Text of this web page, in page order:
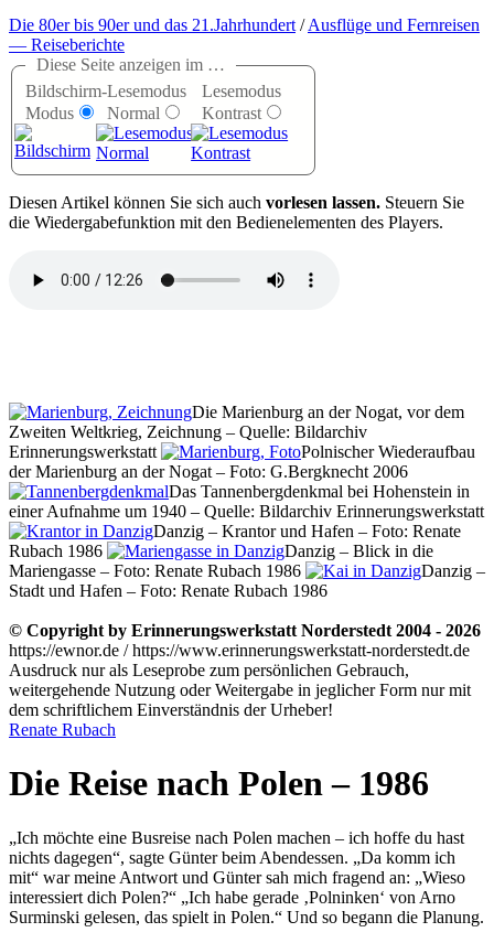
Die 80er bis 90er und das 21.Jahrhundert/Ausflüge und Fernreisen
— Reiseberichte
Diese Seite anzeigen im …
Bildschirm-
Modus
Lesemodus
Normal
Lesemodus
Kontrast
Diesen Artikel können Sie sich auch vorlesen lassen. Steuern Sie
die Wiedergabefunktion mit den Bedienelementen des Players.
Die Marienburg an der Nogat, vor dem
Zweiten Weltkrieg, Zeichnung – Quelle: Bildarchiv
Erinnerungswerkstatt
Polnischer Wiederaufbau
der Marienburg an der Nogat – Foto: G.Bergknecht 2006
Das Tannenbergdenkmal bei Hohenstein in
einer Aufnahme um 1940 – Quelle: Bildarchiv Erinnerungswerkstatt
Danzig – Krantor und Hafen – Foto: Renate
Rubach 1986
Danzig – Blick in die
Mariengasse – Foto: Renate Rubach 1986
Danzig –
Stadt und Hafen – Foto: Renate Rubach 1986
© Copyright by Erinnerungswerkstatt Norderstedt 2004 - 2026
https://ewnor.de / https://www.erinnerungswerkstatt-norderstedt.de
Ausdruck nur als Leseprobe zum persönlichen Gebrauch,
weitergehende Nutzung oder Weitergabe in jeglicher Form nur mit
dem schriftlichem Einverständnis der Urheber!
Renate Rubach
Die Reise nach Polen – 1986
„Ich möchte eine Busreise nach Polen machen – ich hoffe du hast
nichts dagegen“, sagte Günter beim Abendessen.
Da komm ich
mit
war meine Antwort und Günter sah mich fragend an:
Wieso
interessiert dich Polen?
Ich habe gerade Polninken von Arno
Surminski gelesen, das spielt in Polen.
Und so begann die Planung.